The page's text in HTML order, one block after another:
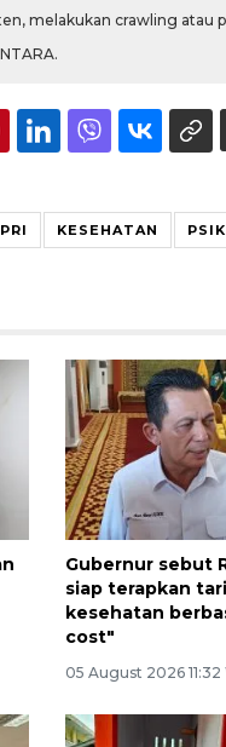
melakukan crawling atau
KESEHATAN
Gubernur sebut
siap terapkan
kesehatan
cost"
05 August 2026 11:32